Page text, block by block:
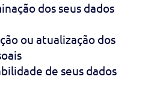
dos seus dados
ou atualização dos
de seus dados